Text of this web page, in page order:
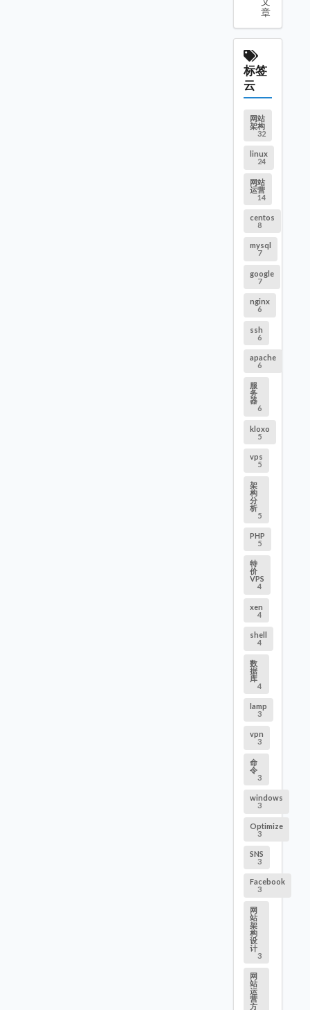
章
标签
云
网站
架构
32
linux
24
网站
运营
14
centos
8
mysql
7
google
7
nginx
6
ssh
6
apache
6
服
务
器
6
kloxo
5
vps
5
架
构
分
析
5
PHP
5
特
价
VPS
4
xen
4
shell
4
数
据
库
4
lamp
3
vpn
3
命
令
3
windows
3
Optimize
3
SNS
3
Facebook
3
网
站
架
构
设
计
3
网
站
运
营
方